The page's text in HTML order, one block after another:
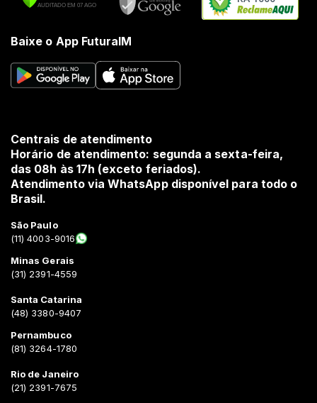
Baixe o App FuturaIM
Centrais de atendimento
Horário de atendimento: segunda a sexta-feira,
das 08h às 17h (exceto feriados).
Atendimento via WhatsApp disponível para todo o
Brasil.
São Paulo
(11) 4003-9016
Minas Gerais
(31) 2391-4559
Santa Catarina
(48) 3380-9407
Pernambuco
(81) 3264-1780
Rio de Janeiro
(21) 2391-7675